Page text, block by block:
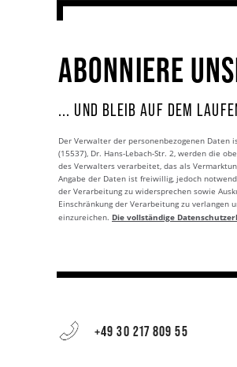
ABONNIERE
... UND BLEIB AUF DEM
Der Verwalter der personenbezogenen Daten
(15537), Dr. Hans-Lebach-Str. 2, werden die
des Verwalters verarbeitet, das als
Angabe der Daten ist freiwillig, jedoch
der Verarbeitung zu widersprechen sowie
Einschränkung der Verarbeitung zu verlangen
einzureichen. Die vollständige
+49 30 217 809 55